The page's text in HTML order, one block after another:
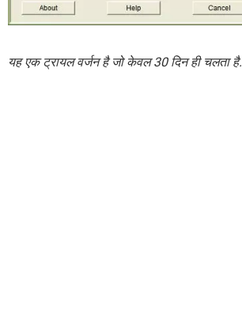
यह एक ट्रायल वर्जन है जो केवल 30 दिन ही चलता है.